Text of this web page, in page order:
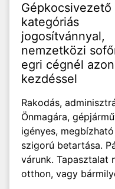
Gépkocsivezető
kategóriás
jogosítvánnyal,
nemzetközi
egri cégnél
kezdéssel
Rakodás,
Önmagára,
igényes,
szigorú betartása.
várunk. Tapasztalat
otthon, vagy